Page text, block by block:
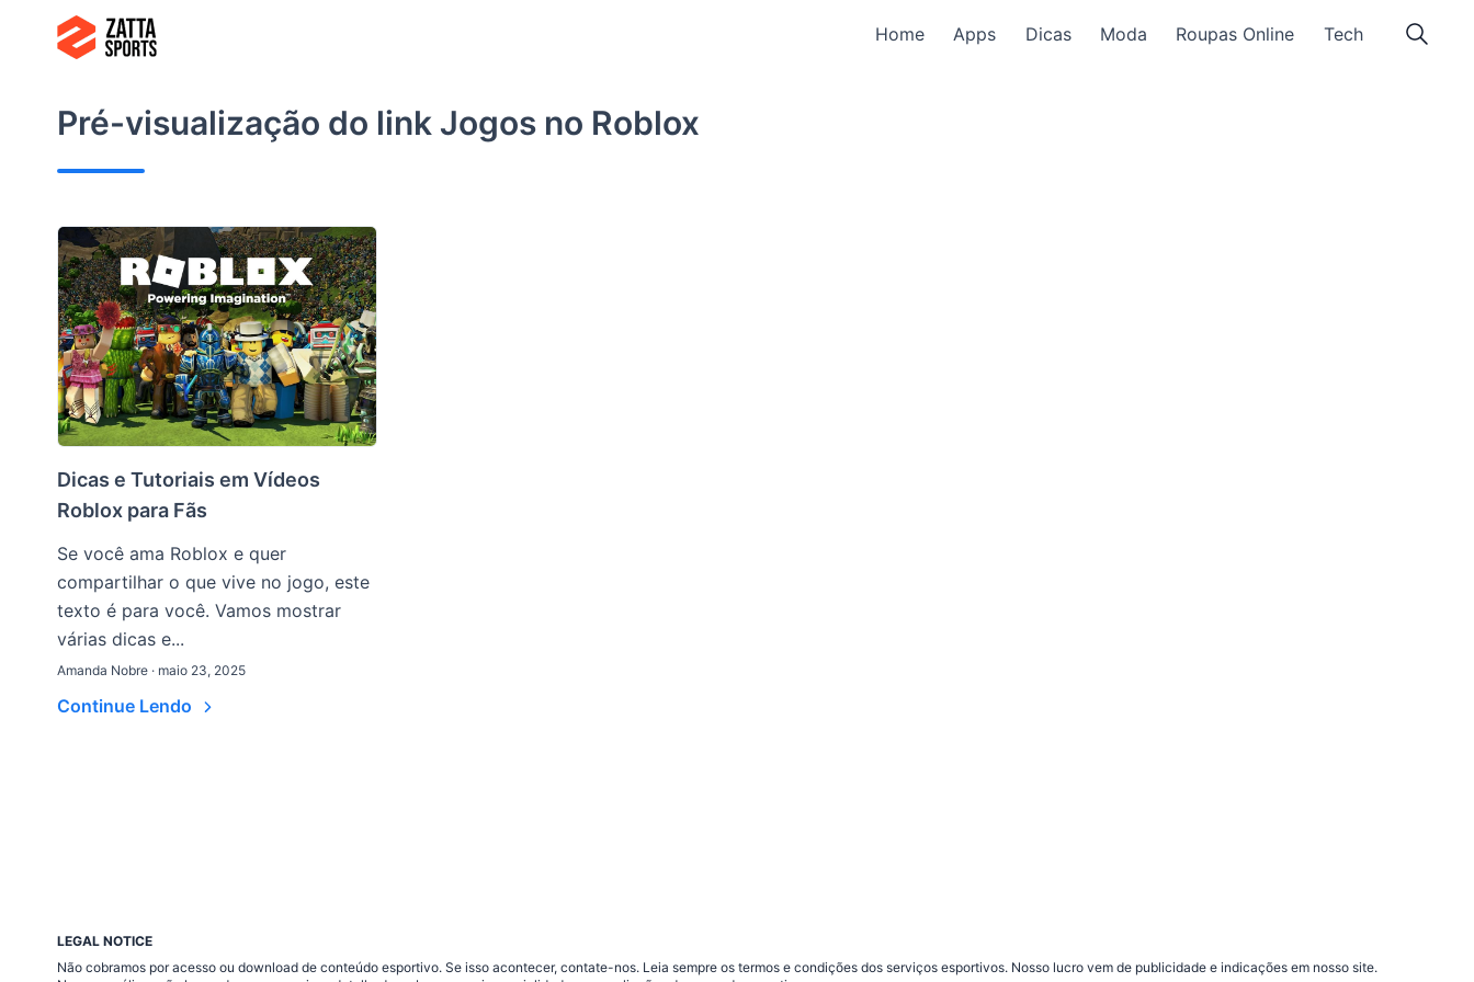
conteúdo
Home Apps Dicas Moda Roupas Online Tech
Pré-visualização do link Jogos no Roblox
Dicas e Tutoriais em Vídeos
Roblox para Fãs
Se você ama Roblox e quer
compartilhar o que vive no jogo, este
texto é para você. Vamos mostrar
várias dicas e...
Amanda Nobre · maio 23, 2025
Continue Lendo
LEGAL NOTICE
Não cobramos por acesso ou download de conteúdo esportivo. Se isso acontecer, contate-nos. Leia sempre os termos e condições dos serviços esportivos. Nosso lucro vem de publicidade e indicações em nosso site.